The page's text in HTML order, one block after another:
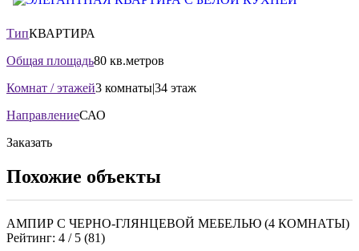
ТипКВАРТИРА
Общая площадь80 кв.метров
Комнат / этажей3 комнаты|34 этаж
НаправлениеСАО
Заказать
Похожие объекты
АМПИР С ЧЕРНО-ГЛЯНЦЕВОЙ МЕБЕЛЬЮ (4 КОМНАТЫ)
Рейтинг: 4 / 5 (81)